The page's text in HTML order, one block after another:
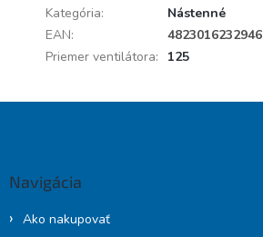
Kategória:
Nástenné
EAN:
4823016232946
Priemer ventilátora: 125
Navigácia
Ako nakupovať